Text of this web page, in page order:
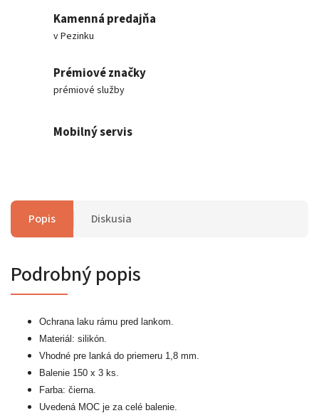
Kamenná predajňa
v Pezinku
Prémiové značky
prémiové služby
Mobilný servis
Popis Diskusia
Podrobný popis
Ochrana laku rámu pred lankom.
Materiál: silikón.
Vhodné pre lanká do priemeru 1,8 mm.
Balenie 150 x 3 ks.
Farba: čierna.
Uvedená MOC je za celé balenie.